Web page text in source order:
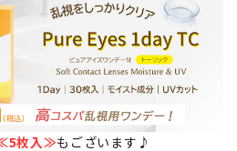
枚入≫もございます♪